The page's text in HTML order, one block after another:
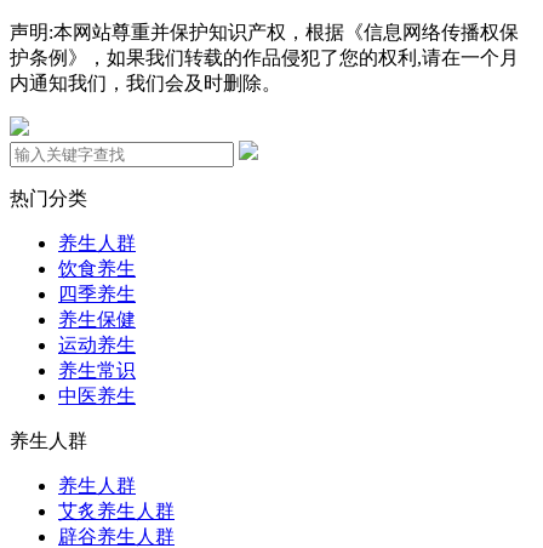
声明:本网站尊重并保护知识产权，根据《信息网络传播权保
护条例》，如果我们转载的作品侵犯了您的权利,请在一个月
内通知我们，我们会及时删除。
热门分类
养生人群
饮食养生
四季养生
养生保健
运动养生
养生常识
中医养生
养生人群
养生人群
艾炙养生人群
辟谷养生人群